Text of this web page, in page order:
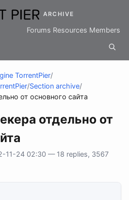
ARCHIVE
Forums Resources Members
TorrentPier/
/Section archive/
от основного сайта
отдельно от
11-24 02:30 — 18 replies, 3567